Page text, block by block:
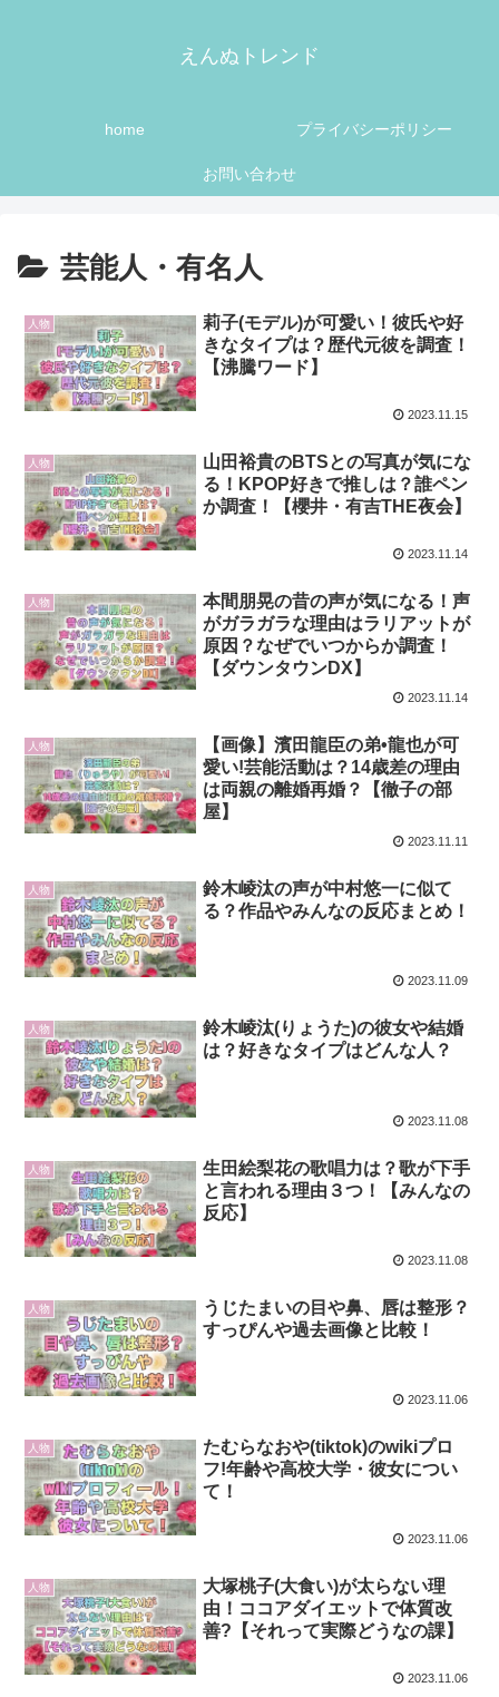
えんぬトレンド
home プライバシーポリシー
お問い合わせ
芸能人・有名人
人物
莉子(モデル)が可愛い！彼氏や好
きなタイプは？歴代元彼を調査！
【沸騰ワード】
2023.11.15
人物
山田裕貴のBTSとの写真が気にな
る！KPOP好きで推しは？誰ペン
か調査！【櫻井・有吉THE夜会】
2023.11.14
人物
本間朋晃の昔の声が気になる！声
がガラガラな理由はラリアットが
原因？なぜでいつからか調査！
【ダウンタウンDX】
2023.11.14
人物
【画像】濱田龍臣の弟•龍也が可
愛い!芸能活動は？14歳差の理由
は両親の離婚再婚？【徹子の部
屋】
2023.11.11
人物
鈴木崚汰の声が中村悠一に似て
る？作品やみんなの反応まとめ！
2023.11.09
人物
鈴木崚汰(りょうた)の彼女や結婚
は？好きなタイプはどんな人？
2023.11.08
人物
生田絵梨花の歌唱力は？歌が下手
と言われる理由３つ！【みんなの
反応】
2023.11.08
人物
うじたまいの目や鼻、唇は整形？
すっぴんや過去画像と比較！
2023.11.06
人物
たむらなおや(tiktok)のwikiプロ
フ!年齢や高校大学・彼女につい
て！
2023.11.06
人物
大塚桃子(大食い)が太らない理
由！ココアダイエットで体質改
善?【それって実際どうなの課】
2023.11.06